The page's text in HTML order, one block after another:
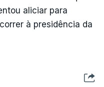
aliciar para
à presidência da